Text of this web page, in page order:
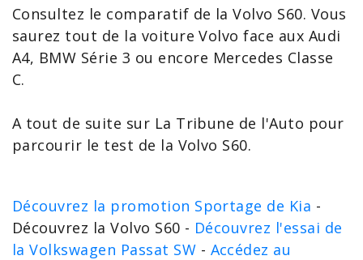
Consultez le comparatif de la Volvo S60. Vous
saurez tout de la voiture Volvo face aux Audi
A4, BMW Série 3 ou encore Mercedes Classe
C.
A tout de suite sur La Tribune de l'Auto pour
parcourir le test de la Volvo S60.
Découvrez la promotion Sportage de Kia -
Découvrez la Volvo S60 - Découvrez l'essai de
la Volkswagen Passat SW - Accédez au